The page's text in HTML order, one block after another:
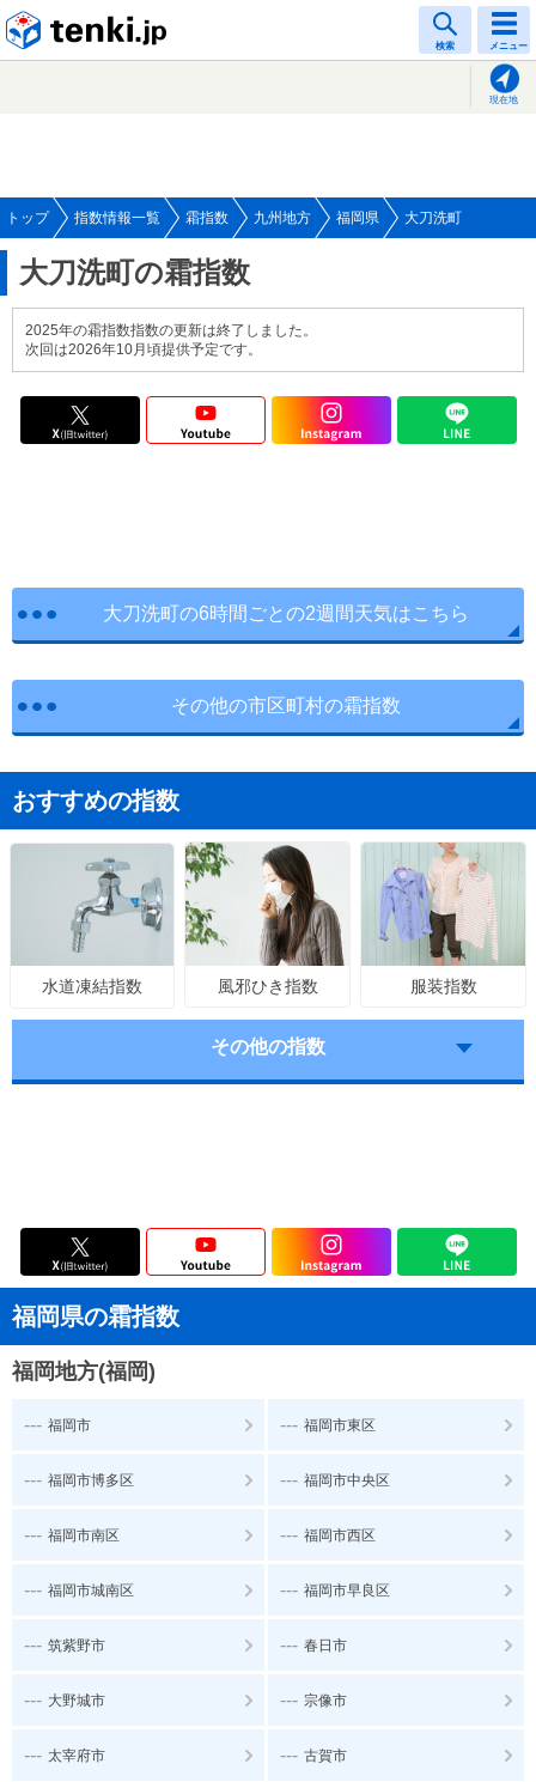
検索 メニュー
現在地
トップ 指数情報一覧 霜指数 九州地方 福岡県 大刀洗町
大刀洗町の霜指数
2025年の霜指数指数の更新は終了しました。
次回は2026年10月頃提供予定です。
大刀洗町の6時間ごとの2週間天気はこちら
その他の市区町村の霜指数
おすすめの指数
水道凍結指数 風邪ひき指数 服装指数
その他の指数
福岡県の霜指数
福岡地方(福岡)
--- 福岡市 --- 福岡市東区
--- 福岡市博多区 --- 福岡市中央区
--- 福岡市南区 --- 福岡市西区
--- 福岡市城南区 --- 福岡市早良区
--- 筑紫野市 --- 春日市
--- 大野城市 --- 宗像市
--- 太宰府市 --- 古賀市